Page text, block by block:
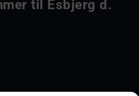
til Esbjerg d.